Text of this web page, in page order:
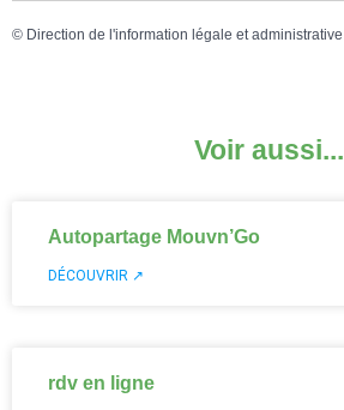
© Direction de l'information légale et administrative
Voir aussi...
Autopartage Mouvn’Go
DÉCOUVRIR ↗
rdv en ligne